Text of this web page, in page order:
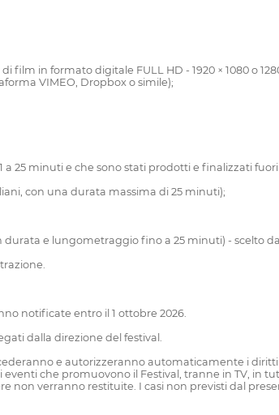
in formato digitale FULL HD - 1920 × 1080 o
VIMEO, Dropbox o simile);
minuti e che sono stati prodotti e finalizzati fuori
con una durata massima di 25 minuti);
e lungometraggio fino a 25 minuti) - scelto
notificate entro il 1 ottobre 2026.
dalla direzione del festival.
e autorizzeranno automaticamente i
che promuovono il Festival, tranne in TV, in
non verranno restituite. I casi non previsti dal